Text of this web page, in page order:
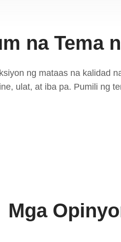
na Tema
ng mataas na kalidad
ulat, at iba pa. Pumili ng
Mga